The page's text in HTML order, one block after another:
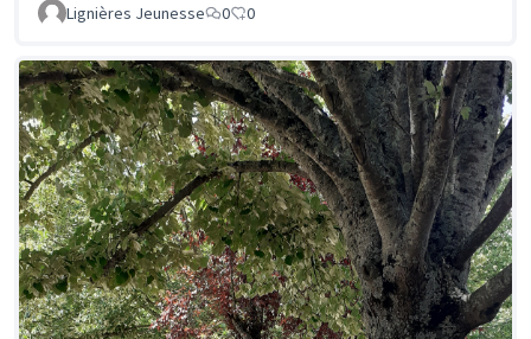
Lignières Jeunesse
0 0